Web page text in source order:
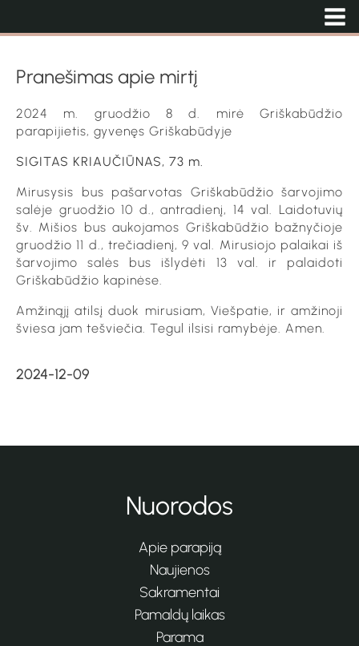
Pranešimas apie mirtį
2024 m. gruodžio 8 d. mirė Griškabūdžio
parapijietis, gyvenęs Griškabūdyje
SIGITAS KRIAUČIŪNAS, 73 m.
Mirusysis bus pašarvotas Griškabūdžio šarvojimo
salėje gruodžio 10 d., antradienį, 14 val. Laidotuvių
šv. Mišios bus aukojamos Griškabūdžio bažnyčioje
gruodžio 11 d., trečiadienį, 9 val. Mirusiojo palaikai iš
šarvojimo salės bus išlydėti 13 val. ir palaidoti
Griškabūdžio kapinėse.
Amžinąjį atilsį duok mirusiam, Viešpatie, ir amžinoji
šviesa jam tešviečia. Tegul ilsisi ramybėje. Amen.
2024-12-09
Nuorodos
Apie parapiją
Naujienos
Sakramentai
Pamaldų laikas
Parama